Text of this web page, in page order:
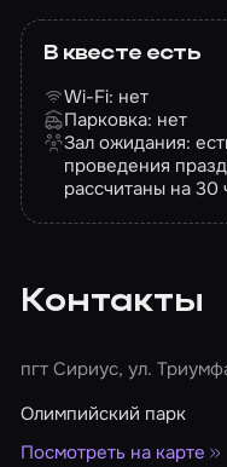
В квесте есть
Wi-Fi: нет
Парковка: нет
Зал ожидания:
проведения
рассчитаны на 30
Контакты
пгт Сириус, ул.
Олимпийский парк
Посмотреть на карте